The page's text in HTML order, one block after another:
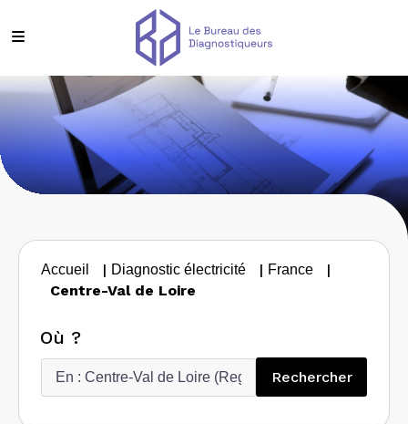
Accueil | Diagnostic électricité | France
|
Centre-Val de Loire
Où ?
Rechercher